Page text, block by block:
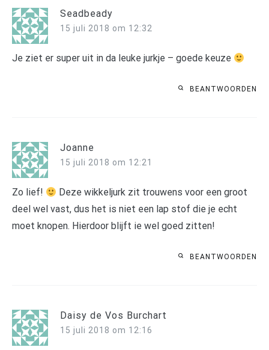
Seadbeady
15 juli 2018 om 12:32
Je ziet er super uit in da leuke jurkje – goede keuze
BEANTWOORDEN
Joanne
15 juli 2018 om 12:21
Zo lief!
Deze wikkeljurk zit trouwens voor een groot
deel wel vast, dus het is niet een lap stof die je echt
moet knopen. Hierdoor blijft ie wel goed zitten!
BEANTWOORDEN
Daisy de Vos Burchart
15 juli 2018 om 12:16